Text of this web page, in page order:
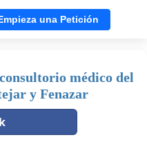
una Petición
médico del
y Fenazar